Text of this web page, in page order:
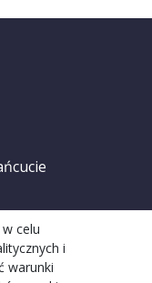
celu
i
warunki